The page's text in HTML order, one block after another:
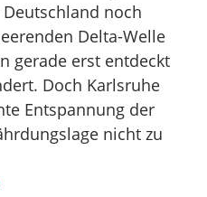
noch
Delta-Welle
gerade erst entdeckt
Doch Karlsruhe
Entspannung der
nicht zu